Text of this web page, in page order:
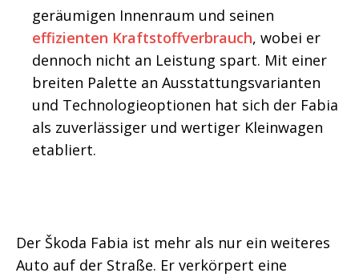
geräumigen Innenraum und seinen
effizienten Kraftstoffverbrauch, wobei er
dennoch nicht an Leistung spart. Mit einer
breiten Palette an Ausstattungsvarianten
und Technologieoptionen hat sich der Fabia
als zuverlässiger und wertiger Kleinwagen
etabliert.
Der Škoda Fabia ist mehr als nur ein weiteres
Auto auf der Straße. Er verkörpert eine